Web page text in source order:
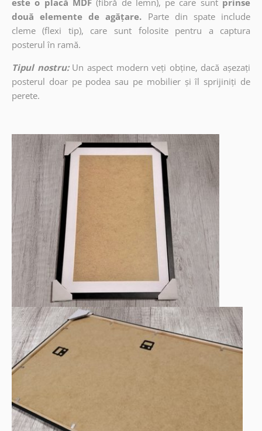
este o placă MDF (fibră de lemn), pe care sunt prinse
două elemente de agățare. Parte din spate include
cleme (flexi tip), care sunt folosite pentru a captura
posterul în ramă.
Tipul nostru: Un aspect modern veți obține, dacă așezați
posterul doar pe podea sau pe mobilier și îl sprijiniți de
perete.